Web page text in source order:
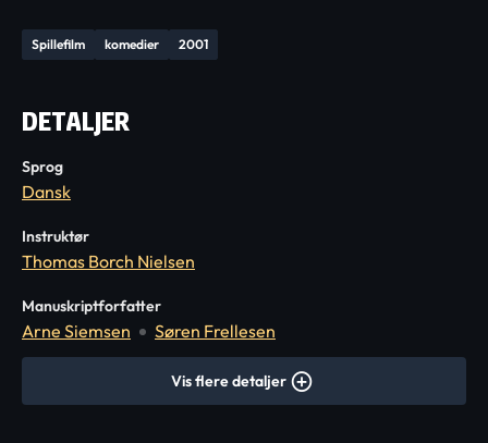
Spillefilm komedier 2001
DETALJER
Sprog
Dansk
Instruktør
Thomas Borch Nielsen
Manuskriptforfatter
Arne Siemsen Søren Frellesen
Vis flere detaljer